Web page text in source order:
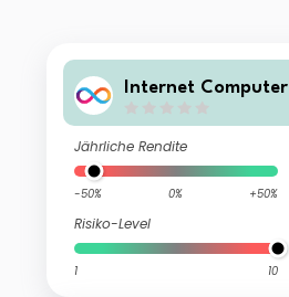
Internet Computer
Jährliche Rendite
-50% 0% +50%
Risiko-Level
1 10